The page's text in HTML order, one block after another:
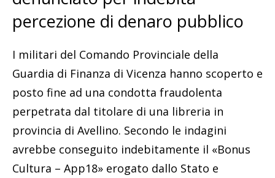
percezione di denaro pubblico
I militari del Comando Provinciale della
Guardia di Finanza di Vicenza hanno scoperto e
posto fine ad una condotta fraudolenta
perpetrata dal titolare di una libreria in
provincia di Avellino. Secondo le indagini
avrebbe conseguito indebitamente il «Bonus
Cultura – App18» erogato dallo Stato e